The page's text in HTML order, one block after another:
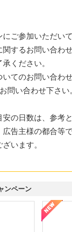
にご参加いただい
関するお問い合わ
ください。
いてのお問い合わ
問い合わせ下さい
の日数は、参考
広告主様の都合等
います。
ンペーン